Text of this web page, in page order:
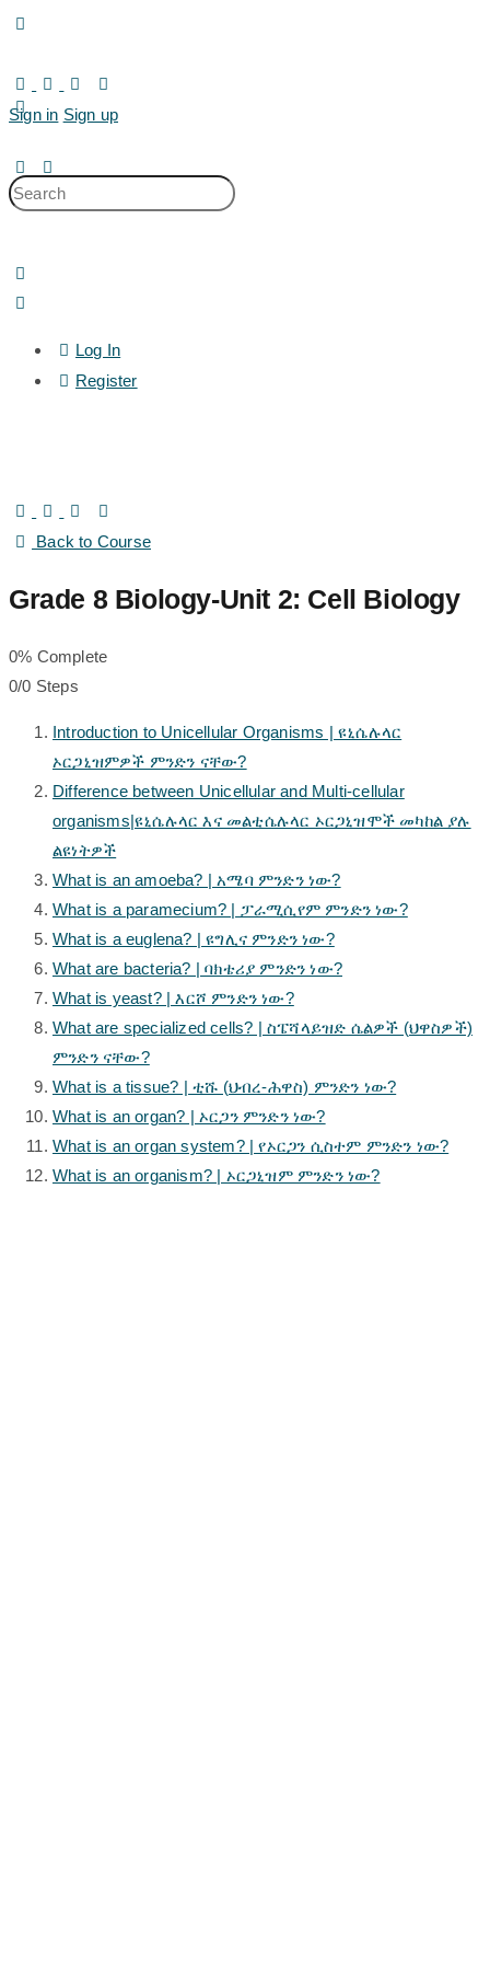
Panel
Sign in Sign up
Search
Log In
Register
Back to Course
Grade 8 Biology-Unit 2: Cell Biology
0% Complete
0/0 Steps
Introduction to Unicellular Organisms | ዩኒሴሉላር
ኦርጋኒዝምዎች ምንድን ናቸው?
Difference between Unicellular and Multi-cellular
organisms|ዩኒሴሉላር እና መልቲሴሉላር ኦርጋኒዝሞች መካከል ያሉ
ልዩነትዎች
What is an amoeba? | አሜባ ምንድን ነው?
What is a paramecium? | ፓራሚሲየም ምንድን ነው?
What is a euglena? | ዩግሊና ምንድን ነው?
What are bacteria? | ባክቴሪያ ምንድን ነው?
What is yeast? | እርሾ ምንድን ነው?
What are specialized cells? | ስፔሻላይዝድ ሴልዎች (ህዋስዎች)
ምንድን ናቸው?
What is a tissue? | ቲሹ (ህብረ-ሕዋስ) ምንድን ነው?
What is an organ? | ኦርጋን ምንድን ነው?
What is an organ system? | የኦርጋን ሲስተም ምንድን ነው?
What is an organism? | ኦርጋኒዝም ምንድን ነው?